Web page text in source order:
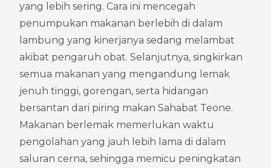
yang lebih sering. Cara ini mencegah
penumpukan makanan berlebih di dalam
lambung yang kinerjanya sedang melambat
akibat pengaruh obat. Selanjutnya, singkirkan
semua makanan yang mengandung lemak
jenuh tinggi, gorengan, serta hidangan
bersantan dari piring makan Sahabat Teone.
Makanan berlemak memerlukan waktu
pengolahan yang jauh lebih lama di dalam
saluran cerna, sehingga memicu peningkatan